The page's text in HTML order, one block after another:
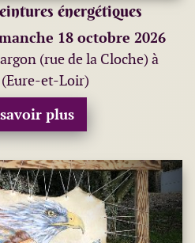
énergétiques
18 octobre 2026
(rue de la Cloche) à
(Eure-et-Loir)
plus